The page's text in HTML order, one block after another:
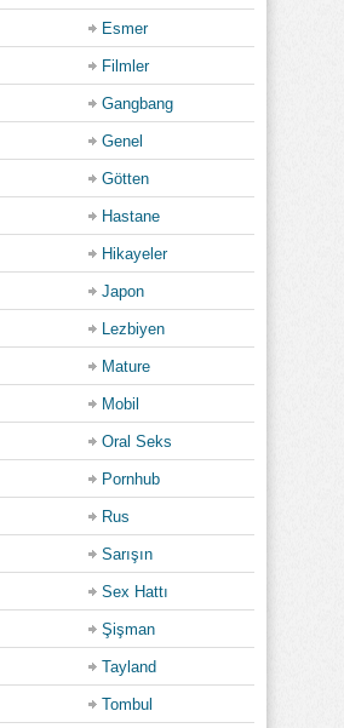
Esmer
Filmler
Gangbang
Genel
Götten
Hastane
Hikayeler
Japon
Lezbiyen
Mature
Mobil
Oral Seks
Pornhub
Rus
Sarışın
Sex Hattı
Şişman
Tayland
Tombul